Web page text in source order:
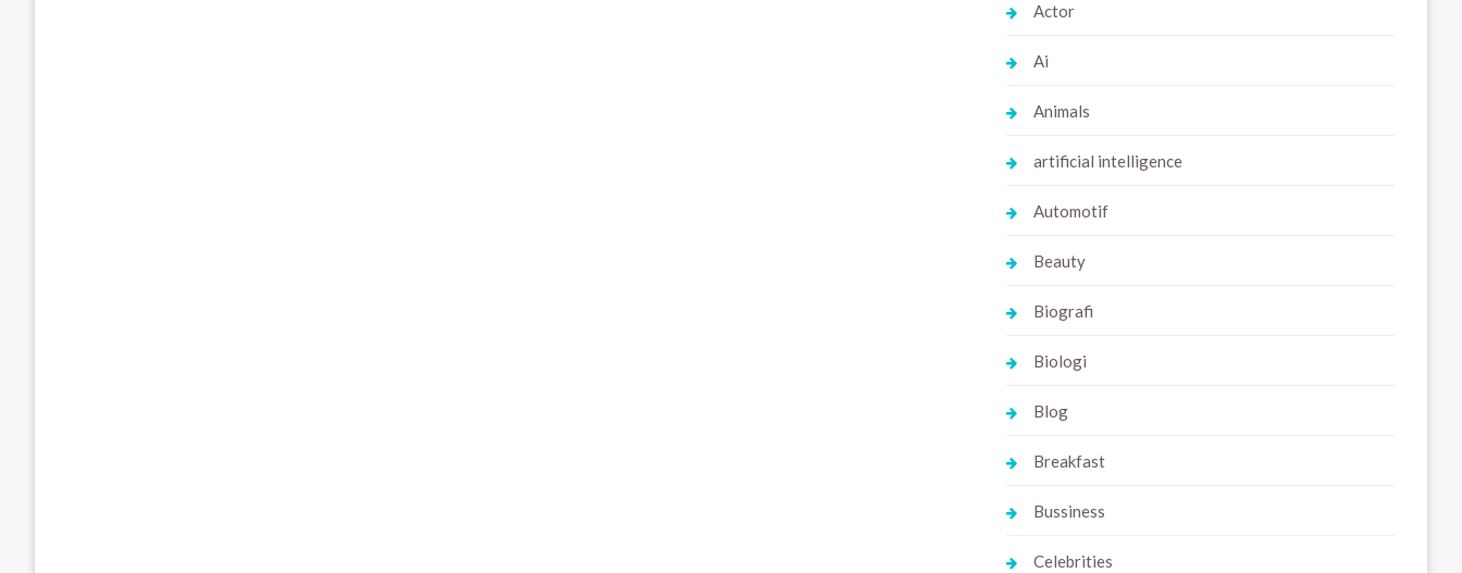
Actor
Ai
Animals
artificial intelligence
Automotif
Beauty
Biografi
Biologi
Blog
Breakfast
Bussiness
Celebrities